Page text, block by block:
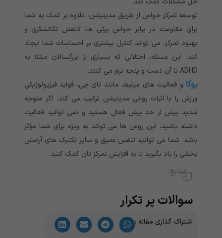
توسعه تمرکز حواس از طریق مدیتیشن، علاوه بر کمک به شما
برای مقاومت در برابر حواس ‌پرتی ‌ها، کاهش تکانشگری و
بهبود تمرکز، می ‌تواند کنترل بیشتری بر احساسات شما ایجاد
کند. این مسئله، اختلالی که بسیاری از بزرگسالان مبتلا به
ADHD با آن دست و پنجه نرم می ‌کنند.
یوگا و فعالیت های مرتبط، مانند تای چی، فواید فیزیولوژیکی
ورزش را با اثرات روانی مدیتیشن ترکیب می کند. اگر متوجه
شدید بیش از حد بیش فعال هستید و نمی توانید فعالیت
داشته باشید، این روش ها می تواند به ویژه برای شما مؤثر
باشد. شما می توانید تنفس عمیق و سایر تکنیک ‌های آرامش
‌بخشی را یاد‌ بگیرید تا به افزایش تمرکز تان کمک کنید.
منابع:
سوالات پر تکرار
اشتراک گذاری مقاله :